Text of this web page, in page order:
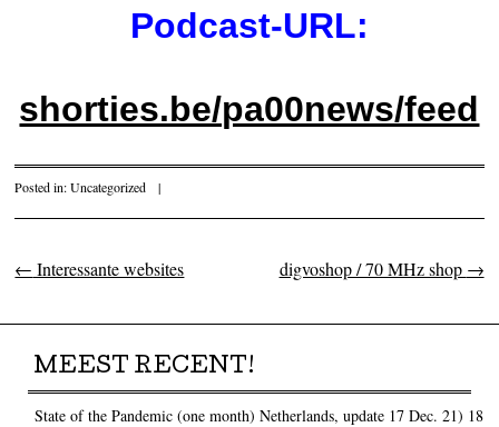
Podcast-URL:
shorties.be/pa00news/feed
Posted in:Uncategorized |
Post navigation
← Interessante websites digvoshop / 70 MHz shop →
MEEST RECENT!
State of the Pandemic (one month) Netherlands, update 17 Dec. 21) 18